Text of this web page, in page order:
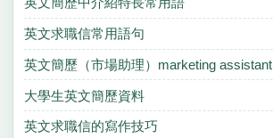
英文求職信常用語句
英文簡歷（市場助理）marketing assistant
大學生英文簡歷資料
英文求職信的寫作技巧